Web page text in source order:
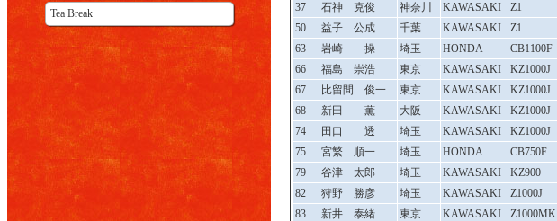
Tea Break
37
石神 克俊 神奈川 KAWASAKI Z1
50
益子 公成 千葉 KAWASAKI Z1
63
岩崎 操 埼玉 HONDA CB1100F
66
福島 崇浩 東京 KAWASAKI KZ1000J
67
比留間 俊一 東京 KAWASAKI KZ1000J
68
新田 薫 大阪 KAWASAKI KZ1000J
74
田口 透 埼玉 KAWASAKI KZ1000J
75
宮繁 順一 埼玉 HONDA CB750F
79
谷津 太郎 埼玉 KAWASAKI KZ900
82
狩野 勝彦 埼玉 KAWASAKI Z1000J
83
新井 泰緒 東京 KAWASAKI Z1000MKⅡ